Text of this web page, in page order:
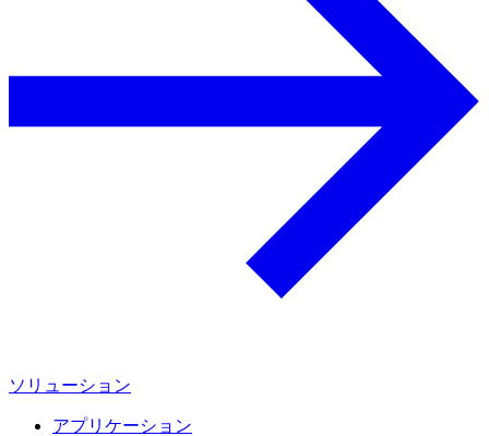
ソリューション
アプリケーション